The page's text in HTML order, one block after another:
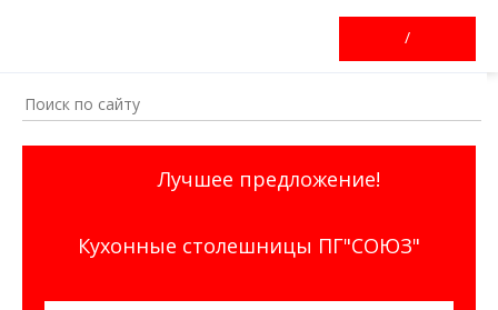
/
Лучшее предложение!
Кухонные столешницы ПГ"СОЮЗ"